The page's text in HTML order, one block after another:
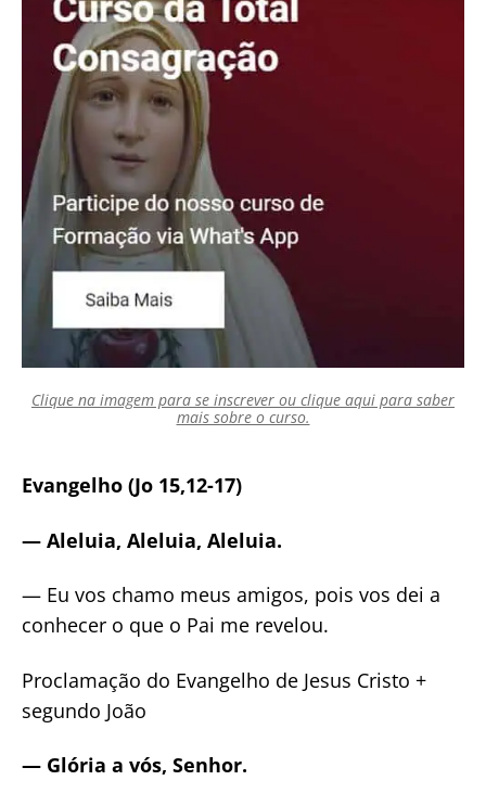
Clique na imagem para se inscrever ou clique aqui para saber
mais sobre o curso.
Evangelho (Jo 15,12-17)
— Aleluia, Aleluia, Aleluia.
— Eu vos chamo meus amigos, pois vos dei a
conhecer o que o Pai me revelou.
Proclamação do Evangelho de Jesus Cristo +
segundo João
— Glória a vós, Senhor.